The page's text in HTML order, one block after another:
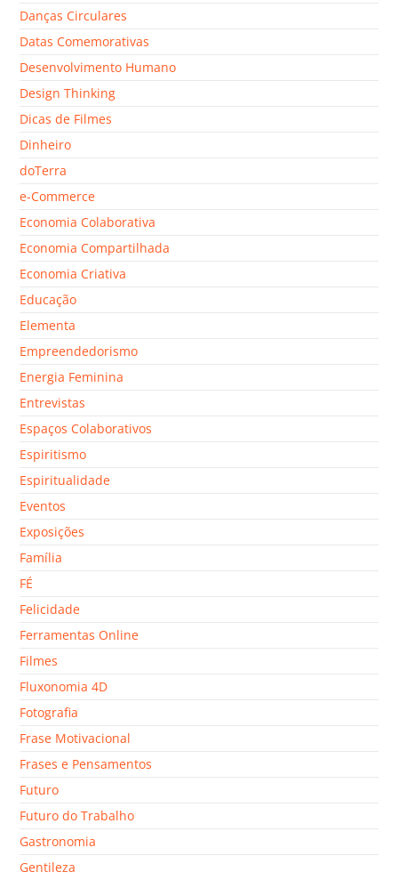
Danças Circulares
Datas Comemorativas
Desenvolvimento Humano
Design Thinking
Dicas de Filmes
Dinheiro
doTerra
e-Commerce
Economia Colaborativa
Economia Compartilhada
Economia Criativa
Educação
Elementa
Empreendedorismo
Energia Feminina
Entrevistas
Espaços Colaborativos
Espiritismo
Espiritualidade
Eventos
Exposições
Família
FÉ
Felicidade
Ferramentas Online
Filmes
Fluxonomia 4D
Fotografia
Frase Motivacional
Frases e Pensamentos
Futuro
Futuro do Trabalho
Gastronomia
Gentileza